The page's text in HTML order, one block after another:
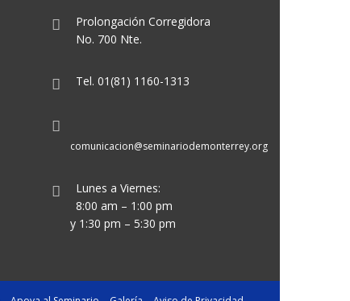
Prolongación Corregidora
No. 700 Nte.
Tel. 01(81) 1160-1313
comunicacion@seminariodemonterrey.org
Lunes a Viernes:
8:00 am – 1:00 pm
y 1:30 pm – 5:30 pm